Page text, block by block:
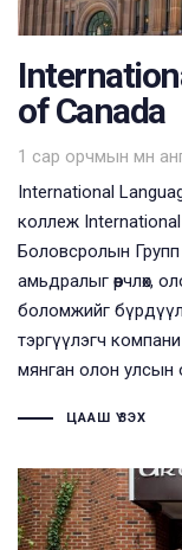
of Canada
1 сар орчмын өмнө
Tags
International
коллеж
Боловсролын
амьдралыг өөрчлөх,
боломжийг
тэргүүлэгч
мянган олон улсын
ЦААШ ҮЗЭХ